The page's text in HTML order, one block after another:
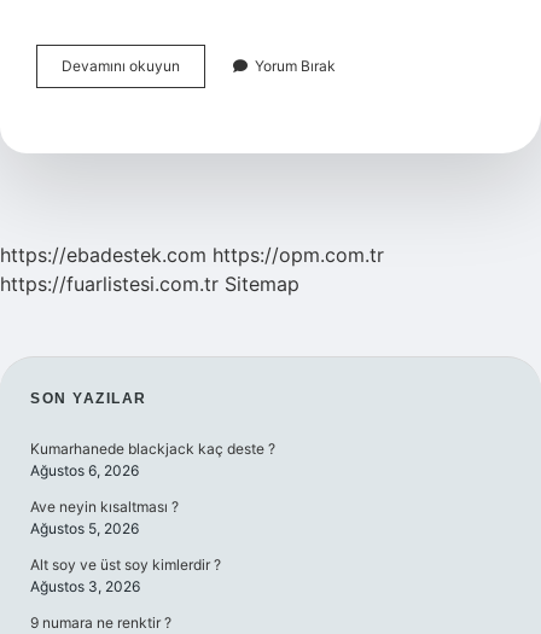
Devamını okuyun Almanya
Kaç
Istiyor
Yorum Bırak
https://ebadestek.com https://opm.com.tr
https://fuarlistesi.com.tr Sitemap
SIDEBAR
SON YAZILAR
Kumarhanede blackjack kaç deste ?
Ağustos 6, 2026
Ave neyin kısaltması ?
Ağustos 5, 2026
Alt soy ve üst soy kimlerdir ?
Ağustos 3, 2026
9 numara ne renktir ?